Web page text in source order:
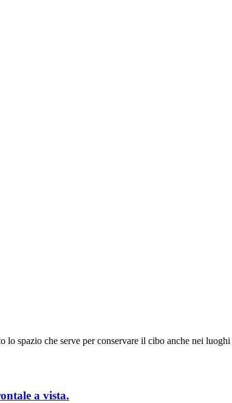
lo spazio che serve per conservare il cibo anche nei
a vista.